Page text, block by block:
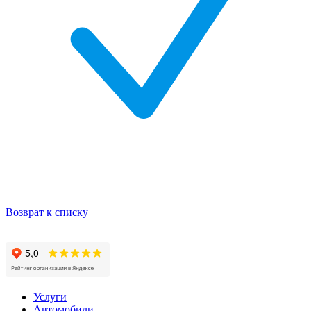
Возврат к списку
Услуги